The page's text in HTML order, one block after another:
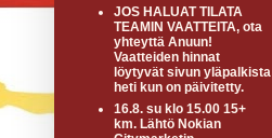
JOS HALUAT TILATA
TEAMIN VAATTEITA, ota
yhteyttä Anuun!
Vaatteiden hinnat
löytyvät sivun yläpalkista
heti kun on päivitetty.
16.8. su klo 15.00 15+
km. Lähtö Nokian